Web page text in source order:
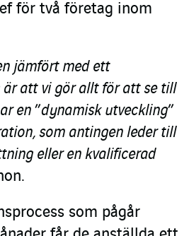
för två företag inom
jämfört med ett
att vi gör allt för att se till
en ”dynamisk utveckling”
som antingen leder till
eller en kvalificerad
som pågår